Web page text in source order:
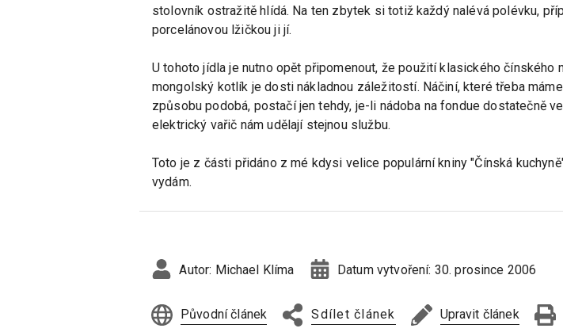
stolovník ostražitě hlídá. Na ten zbytek si totiž každý nalévá polévku,
porcelánovou lžičkou ji jí.
U tohoto jídla je nutno opět připomenout, že použití klasického
mongolský kotlík je dosti nákladnou záležitostí. Náčiní, které třeba
způsobu podobá, postačí jen tehdy, je-li nádoba na fondue dostatečně
elektrický vařič nám udělají stejnou službu.
Toto je z části přidáno z mé kdysi velice populární kniny "Čínská
vydám.
Autor: Michael Klíma Datum vytvoření: 30. prosince 2006
Původní článek Sdílet článek Upravit článek